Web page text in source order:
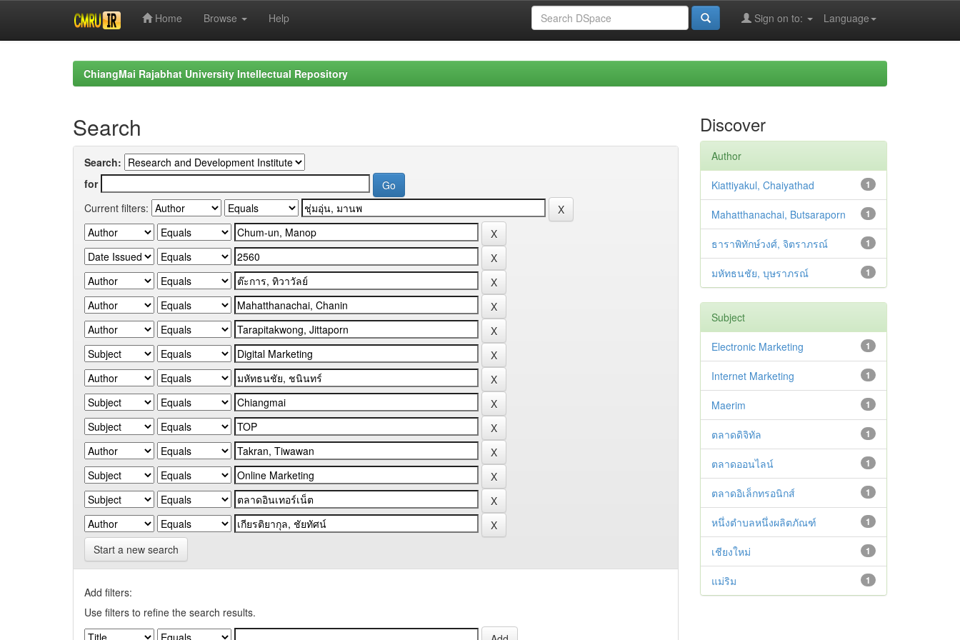
Home Browse Help Language
Sign on to:
ChiangMai Rajabhat University Intellectual Repository
Search
Search:
for
Current filters:
Start a new search
Add filters:
Use filters to refine the search results.
Discover
Author
1
Kiattiyakul, Chaiyathad
1
Mahatthanachai, Butsaraporn
1
ธาราพิทักษ์วงศ์, จิตราภรณ์
1
มหัทธนชัย, บุษราภรณ์
Subject
1
Electronic Marketing
1
Internet Marketing
1
Maerim
1
ตลาดดิจิทัล
1
ตลาดออนไลน์
1
ตลาดอิเล็กทรอนิกส์
1
หนึ่งตำบลหนึ่งผลิตภัณฑ์
1
เชียงใหม่
1
แม่ริม